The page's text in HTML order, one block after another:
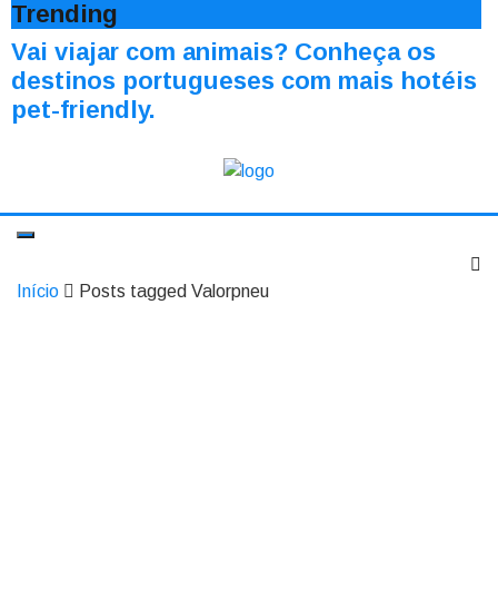
Trending
Vai viajar com animais? Conheça os
destinos portugueses com mais hotéis
pet-friendly.
Início Posts tagged Valorpneu